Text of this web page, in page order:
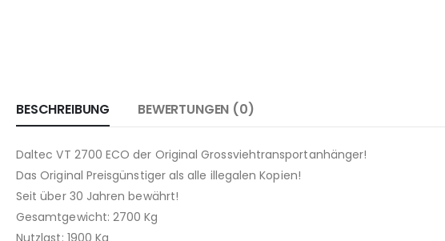
BESCHREIBUNG BEWERTUNGEN (0)
Daltec VT 2700 ECO der Original Grossviehtransportanhänger!
Das Original Preisgünstiger als alle illegalen Kopien!
Seit über 30 Jahren bewährt!
Gesamtgewicht: 2700 Kg